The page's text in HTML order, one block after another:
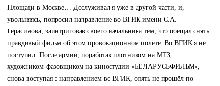
Площади в Москве… Дослуживал я уже в другой части, и,
увольняясь, попросил направление во ВГИК имени С.А.
Герасимова, заинтриговав своего начальника тем, что обещал снять
правдивый фильм об этом провокационном полёте. Во ВГИК я не
поступил. После армии, поработав плотником на МТЗ,
художником-фазовщиком на киностудии «БЕЛАРУСЬФИЛЬМ»,
снова поступая с направлением во ВГИК, опять не прошёл по